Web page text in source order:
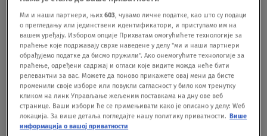
tvrde da su R. V. i ubijeni Aleksandar bili u
ljubavnoj vezi i da su živeli zajedno.Navodno je
Radovan V. mislio da ga Aleksandar vara sa drugim
muškarcem, te je odlučio da mu svirepo presudi.
Radovan V. je, kako smo naveli, u zatvoru ispričao
nekom od drugih zatvorenika gde se nalazi leš, a
ovaj je to preneo policiji i tako je pronađeno
Ми и наши партнери, њих603, чувамо личне податке, као што су подаци
о прегледању или јединствени идентификатори, и приступамо им на
вашем уређају. Избором опције Прихватам омогућићете технологије за
праћење које подржавају сврхе наведене у делу "ми и наши партнери
обрађујемо податке да бисмо пружили". Ако онемогућите технологије за
праћење, одређени садржај и огласи које видите можда неће бити
релевантни за вас. Можете да поново прикажете овај мени да бисте
променили своје изборе или повукли сагласност у било ком тренутку
кликом на линк Управљање жељеним поставкама на дну ове веб
странице. Ваши избори ће се примењивати како је описано у делу: Wеб
локација. За више детаља погледајте нашу политику приватности. Више
информација о вашој приватности